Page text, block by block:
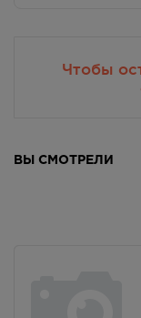
Чтобы
ВЫ СМОТРЕЛИ